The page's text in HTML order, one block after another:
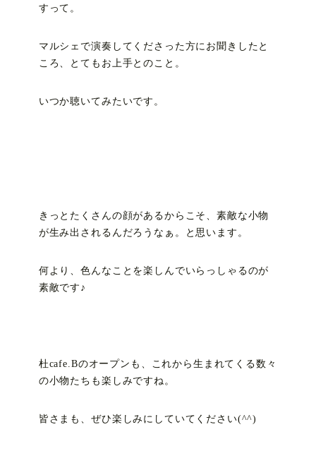
すって。
マルシェで演奏してくださった方にお聞きしたと
ころ、とてもお上手とのこと。
いつか聴いてみたいです。
きっとたくさんの顔があるからこそ、素敵な小物
が生み出されるんだろうなぁ。と思います。
何より、色んなことを楽しんでいらっしゃるのが
素敵です♪
杜cafe.Bのオープンも、これから生まれてくる数々
の小物たちも楽しみですね。
皆さまも、ぜひ楽しみにしていてください(^^)